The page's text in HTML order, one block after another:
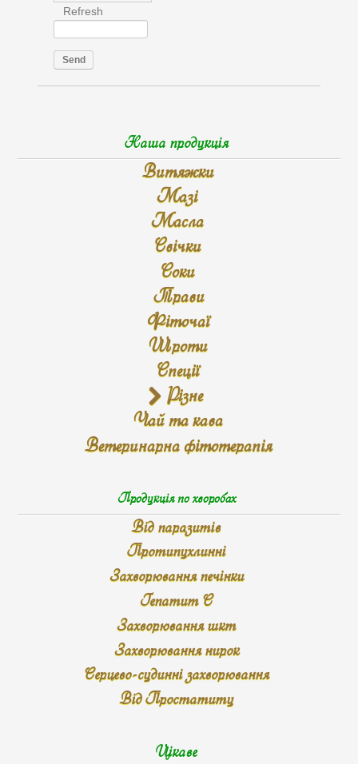
Refresh
Send
Наша продукція
Витяжки
Мазі
Масла
Свічки
Соки
Трави
Фіточаї
Шроти
Спеції
Різне
Чай та кава
Ветеринарна фітотерапія
Продукція по хворобах
Від паразитів
Протипухлинні
Захворювання печінки
Гепатит С
Захворювання шкт
Захворювання нирок
Серцево-судинні захворювання
Від Простатиту
Цікаве